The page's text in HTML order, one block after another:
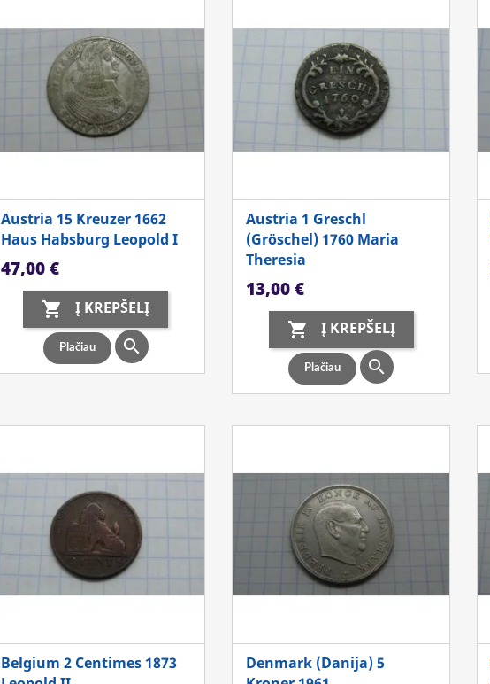
Austria 15 Kreuzer 1662
Haus Habsburg Leopold I
Kaina
47,00 €
 Į KREPŠELĮ
Plačiau 
Austria 1 Greschl
(Gröschel) 1760 Maria
Theresia
Kaina
13,00 €
 Į KREPŠELĮ
Plačiau 
Belgium 2 Centimes 1873
Denmark (Danija) 5